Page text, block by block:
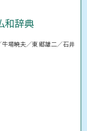
和辞典
場暁夫／東郷雄二／石井